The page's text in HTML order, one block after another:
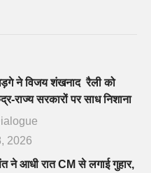
ने विजय शंखनाद रैली को
राज्य सरकारों पर साध निशाना
2026
ने आधी रात CM से लगाई गुहार,